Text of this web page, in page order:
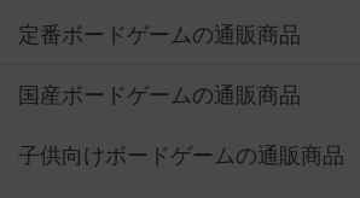
定番ボードゲームの通販商品
国産ボードゲームの通販商品
子供向けボードゲームの通販商品